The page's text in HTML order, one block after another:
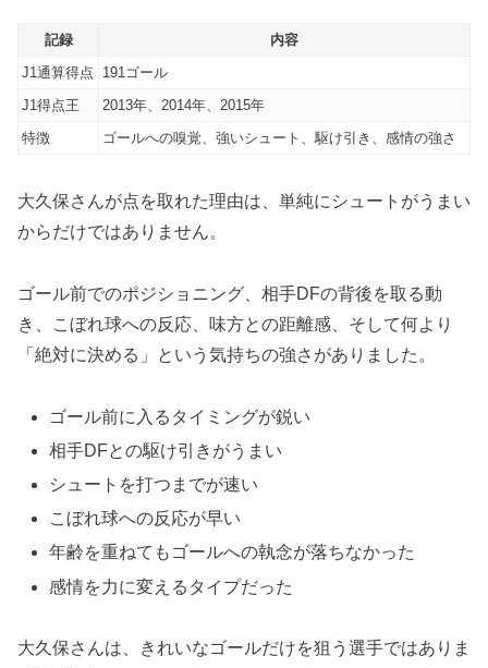
記録
内容
J1通算得点
191ゴール
J1得点王
2013年、2014年、2015年
特徴
ゴールへの嗅覚、強いシュート、駆け引き、感情の強さ
大久保さんが点を取れた理由は、単純にシュートがうまい
からだけではありません。
ゴール前でのポジショニング、相手DFの背後を取る動
き、こぼれ球への反応、味方との距離感、そして何より
「絶対に決める」という気持ちの強さがありました。
ゴール前に入るタイミングが鋭い
相手DFとの駆け引きがうまい
シュートを打つまでが速い
こぼれ球への反応が早い
年齢を重ねてもゴールへの執念が落ちなかった
感情を力に変えるタイプだった
大久保さんは、きれいなゴールだけを狙う選手ではありま